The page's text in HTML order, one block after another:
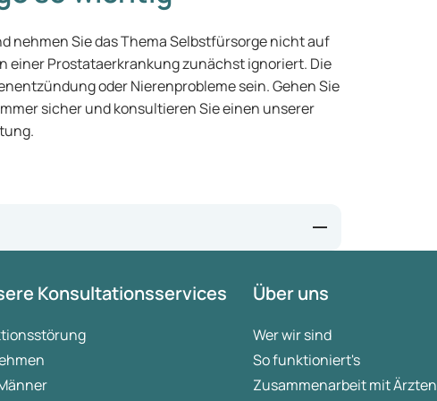
nehmen Sie das Thema Selbstfürsorge nicht auf
einer Prostataerkrankung zunächst ignoriert. Die
oder Nierenprobleme sein. Gehen Sie
sicher und konsultieren Sie einen unserer
item33207
zorgen-of-ik-misschien-prostaatkanker-heb#wat-is-
komt-een-
Konsultationsservices Über uns
Wer wir sind
So funktioniert's
Zusammenarbeit mit Ärzten